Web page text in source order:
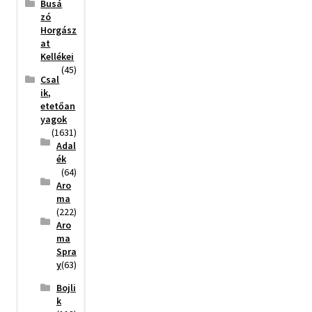
Busá
zó
Horgász
at
Kellékei
(45)
Csal
ik,
etetőan
yagok
(1631)
Adal
ék
(64)
Aro
ma
(222)
Aro
ma
Spra
y(63)
Bojli
k